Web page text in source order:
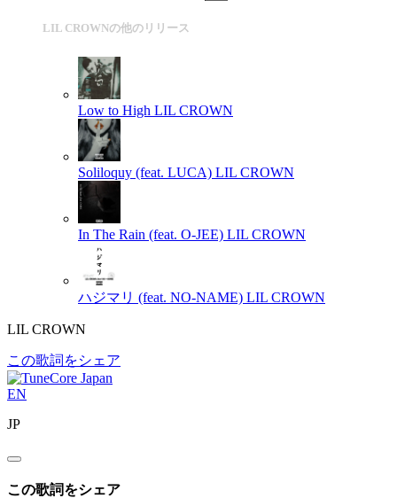
LIL CROWNの他のリリース
Low to High LIL CROWN
Soliloquy (feat. LUCA) LIL CROWN
In The Rain (feat. O-JEE) LIL CROWN
ハジマリ (feat. NO-NAME) LIL CROWN
LIL CROWN
この歌詞をシェア
EN
JP
この歌詞をシェア